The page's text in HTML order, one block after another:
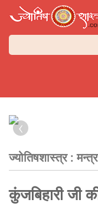
‹
ज्योतिषशास्त्र :
कुंजबिहारी जी